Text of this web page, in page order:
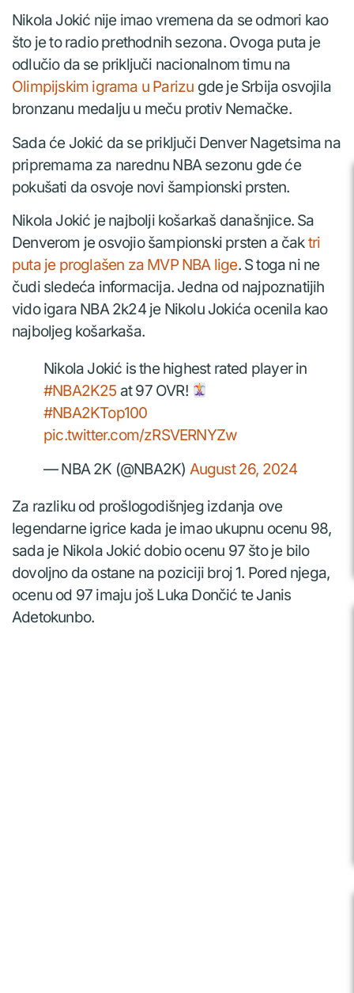
Nikola Jokić nije imao vremena da se odmori kao
što je to radio prethodnih sezona. Ovoga puta je
odlučio da se priključi nacionalnom timu na
Olimpijskim igrama u Parizu gde je Srbija osvojila
bronzanu medalju u meču protiv Nemačke.
Sada će Jokić da se priključi Denver Nagetsima na
pripremama za narednu NBA sezonu gde će
pokušati da osvoje novi šampionski prsten.
Nikola Jokić je najbolji košarkaš današnjice. Sa
Denverom je osvojio šampionski prsten a čaktri
puta je proglašen za MVP NBA lige. S toga ni ne
čudi sledeća informacija. Jedna od najpoznatijih
vido igara NBA 2k24 je Nikolu Jokića ocenila kao
najboljeg košarkaša.
Nikola Jokić is the highest rated player in
#NBA2K25at 97 OVR!
#NBA2KTop100
pic.twitter.com/zRSVERNYZw
— NBA 2K (@NBA2K) August 26, 2024
Za razliku od prošlogodišnjeg izdanja ove
legendarne igrice kada je imao ukupnu ocenu 98,
sada je Nikola Jokić dobio ocenu 97 što je bilo
dovoljno da ostane na poziciji broj 1. Pored njega,
ocenu od 97 imaju još Luka Dončić te Janis
Adetokunbo.